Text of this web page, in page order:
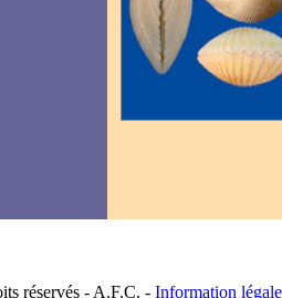
réservés - A.F.C. - Information légale